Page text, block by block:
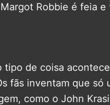
Robbie é feia
tipo de coisa
fãs inventam que só
como o John